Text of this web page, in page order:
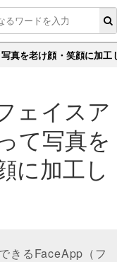
真を老け顔・笑顔に加工
ェイスア
て写真を
に加工し
きるFaceApp（フ